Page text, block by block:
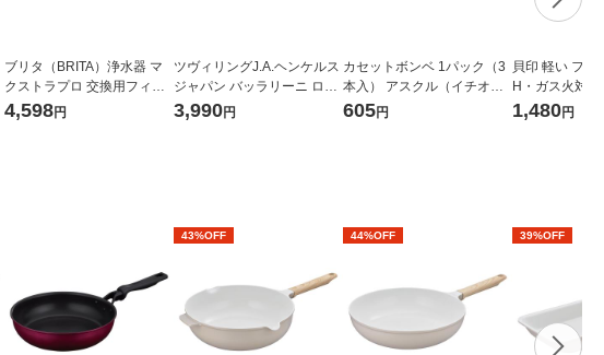
ブリタ（BRITA）浄水器 マ
クストラプロ 交換用フィル
ター 3個入
4,598円
ツヴィリングJ.A.ヘンケルス
ジャパン バッラリーニ ロー
マ フライパン 20cm ガス火
3,990円
カセットボンベ 1パック（3
本入） アスクル（イチオ
シ） オリジナル
605円
貝印 軽い フラ
H・ガス火対
1個
1,480円
43%OFF 44%OFF 39%OFF